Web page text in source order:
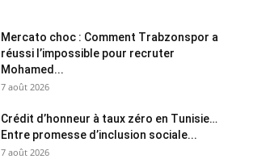
Mercato choc : Comment Trabzonspor a
réussi l’impossible pour recruter
Mohamed...
7 août 2026
Crédit d’honneur à taux zéro en Tunisie…
Entre promesse d’inclusion sociale...
7 août 2026